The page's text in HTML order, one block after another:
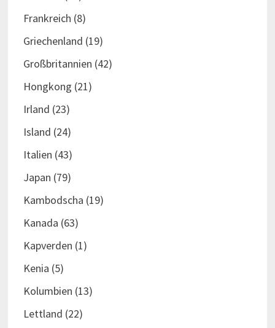
Frankreich (8)
Griechenland (19)
Großbritannien (42)
Hongkong (21)
Irland (23)
Island (24)
Italien (43)
Japan (79)
Kambodscha (19)
Kanada (63)
Kapverden (1)
Kenia (5)
Kolumbien (13)
Lettland (22)